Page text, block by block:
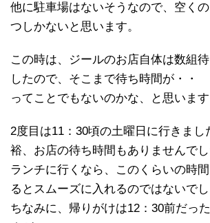
他に駐車場はないそうなので、空く
つしかないと思います。
この時は、ジールのお店自体は数組
したので、そこまで待ち時間が・・
ってことでもないのかな、と思います
2度目は11：30頃の土曜日に行きまし
裕、お店の待ち時間もありませんで
ランチに行くなら、このくらいの時
るとスムーズに入れるのではないでし
ちなみに、帰りがけは12：30前だっ